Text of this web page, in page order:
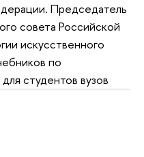
Председатель
совета Российской
искусственного
по
студентов вузов